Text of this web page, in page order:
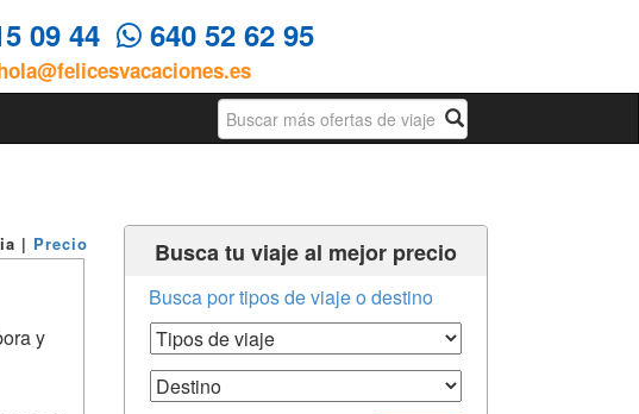
09 44 640 52 62 95
Busqueda
| Precio
y
Busca tu viaje al mejor precio
Busca por tipos de viaje o destino
Tipos de Viaje
Destino